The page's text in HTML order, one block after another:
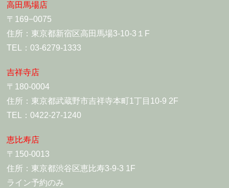
高田馬場店
〒169−0075
住所：東京都新宿区高田馬場3-10-3１F
TEL：03-6279-1333
吉祥寺店
〒180-0004
住所：東京都武蔵野市吉祥寺本町1丁目10-9 2F
TEL：0422-27-1240
恵比寿店
〒150-0013
住所：東京都渋谷区恵比寿3-9-3 1F
ライン予約のみ